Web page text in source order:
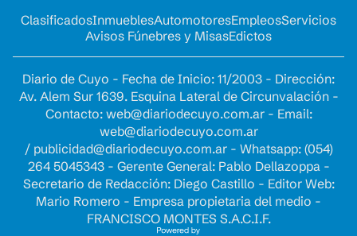
ClasificadosInmueblesAutomotoresEmpleosServicios
Avisos Fúnebres y MisasEdictos
Diario de Cuyo - Fecha de Inicio: 11/2003 - Dirección:
Av. Alem Sur 1639. Esquina Lateral de Circunvalación -
Contacto: web@diariodecuyo.com.ar- Email:
web@diariodecuyo.com.ar
/ publicidad@diariodecuyo.com.ar- Whatsapp: (054)
264 5045343 - Gerente General: Pablo Dellazoppa -
Secretario de Redacción: Diego Castillo - Editor Web:
Mario Romero - Empresa propietaria del medio -
FRANCISCO MONTES S.A.C.I.F.